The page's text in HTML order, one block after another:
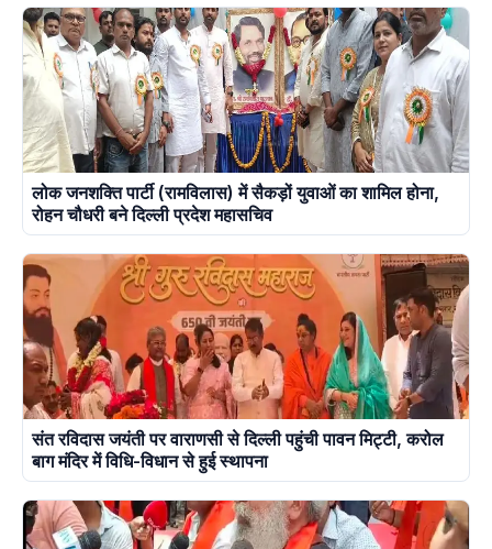
लोक जनशक्ति पार्टी (रामविलास) में सैकड़ों युवाओं का शामिल होना,
रोहन चौधरी बने दिल्ली प्रदेश महासचिव
संत रविदास जयंती पर वाराणसी से दिल्ली पहुंची पावन मिट्टी, करोल
बाग मंदिर में विधि-विधान से हुई स्थापना